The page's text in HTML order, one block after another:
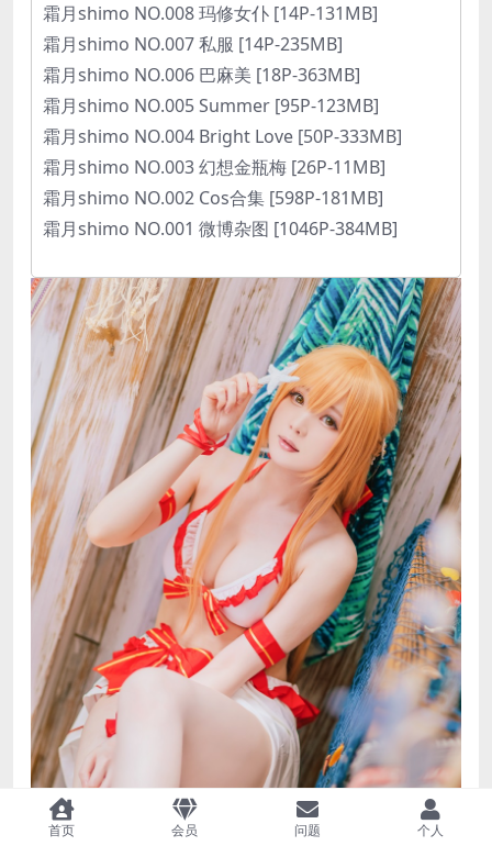
霜月shimo NO.008 玛修女仆 [14P-131MB]
霜月shimo NO.007 私服 [14P-235MB]
霜月shimo NO.006 巴麻美 [18P-363MB]
霜月shimo NO.005 Summer [95P-123MB]
霜月shimo NO.004 Bright Love [50P-333MB]
霜月shimo NO.003 幻想金瓶梅 [26P-11MB]
霜月shimo NO.002 Cos合集 [598P-181MB]
霜月shimo NO.001 微博杂图 [1046P-384MB]
首页 会员 问题 个人